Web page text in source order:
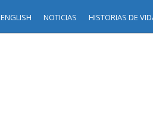
ENGLISH NOTICIAS HISTORIAS DE